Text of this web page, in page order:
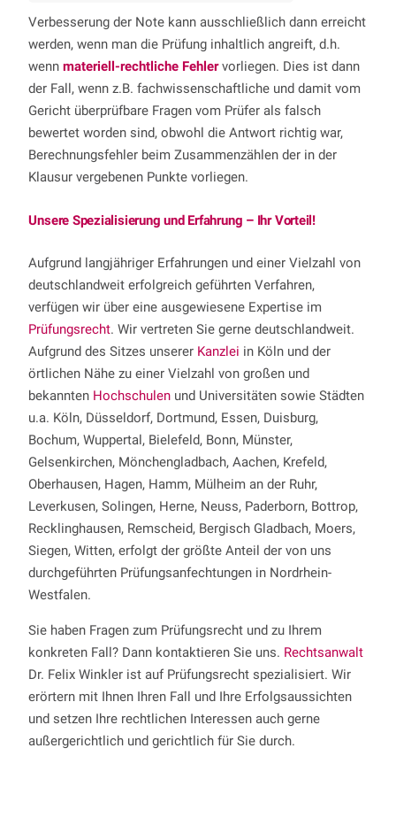
Verbesserung der Note kann ausschließlich dann erreicht
werden, wenn man die Prüfung inhaltlich angreift, d.h.
wennmateriell-rechtliche Fehlervorliegen. Dies ist dann
der Fall, wenn z.B. fachwissenschaftliche und damit vom
Gericht überprüfbare Fragen vom Prüfer als falsch
bewertet worden sind, obwohl die Antwort richtig war,
Berechnungsfehler beim Zusammenzählen der in der
Klausur vergebenen Punkte vorliegen.
Unsere Spezialisierung und Erfahrung – Ihr Vorteil!
Aufgrund langjähriger Erfahrungen und einer Vielzahl von
deutschlandweit erfolgreich geführten Verfahren,
verfügen wir über eine ausgewiesene Expertise im
Prüfungsrecht. Wir vertreten Sie gerne deutschlandweit.
Aufgrund des Sitzes unserer Kanzlei in Köln und der
örtlichen Nähe zu einer Vielzahl von großen und
bekannten Hochschulen und Universitäten sowie Städten
u.a. Köln, Düsseldorf, Dortmund, Essen, Duisburg,
Bochum, Wuppertal, Bielefeld, Bonn, Münster,
Gelsenkirchen, Mönchengladbach, Aachen, Krefeld,
Oberhausen, Hagen, Hamm, Mülheim an der Ruhr,
Leverkusen, Solingen, Herne, Neuss, Paderborn, Bottrop,
Recklinghausen, Remscheid, Bergisch Gladbach, Moers,
Siegen, Witten, erfolgt der größte Anteil der von uns
durchgeführten Prüfungsanfechtungen in Nordrhein-
Westfalen.
Sie haben Fragen zum Prüfungsrecht und zu Ihrem
konkreten Fall? Dann kontaktieren Sie uns. Rechtsanwalt
Dr. Felix Winkler ist auf Prüfungsrecht spezialisiert. Wir
erörtern mit Ihnen Ihren Fall und Ihre Erfolgsaussichten
und setzen Ihre rechtlichen Interessen auch gerne
außergerichtlich und gerichtlich für Sie durch.